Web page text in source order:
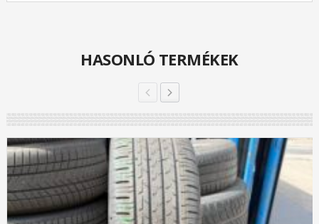
HASONLÓ TERMÉKEK